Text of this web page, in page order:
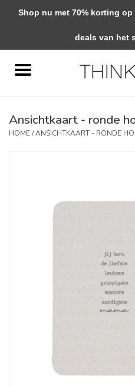
Woondecoratie
Ansichtkaart - ronde
HOME/ANSICHTKAART - RONDE
Shop nu met 70% korting
deals van het